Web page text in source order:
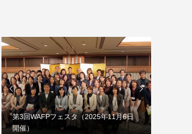

第3回WAFPフェスタ（2025年11月6日
開催）
